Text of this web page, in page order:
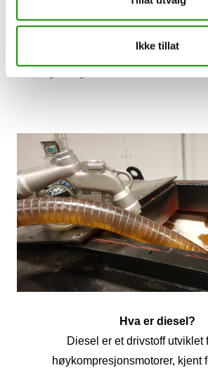
Ikke tillat
Svovelinnhold: maks 1000 ppm
Hva er diesel?
Diesel er et drivstoff utviklet
høykompresjonsmotorer, kjent